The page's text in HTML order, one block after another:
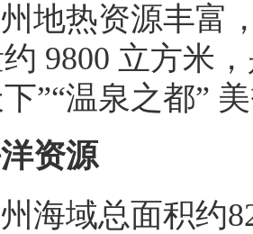
地热资源丰富
9800 立方米
”“温泉之都”
资源
海域总面积约